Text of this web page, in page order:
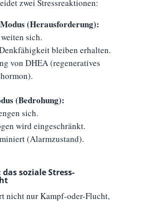
zwei Stressreaktionen:
(Herausforderung):
sich.
bleiben erhalten.
von DHEA (regeneratives
(Bedrohung):
sich.
wird eingeschränkt.
(Alarmzustand).
soziale Stress-
nicht nur Kampf-oder-Flucht,